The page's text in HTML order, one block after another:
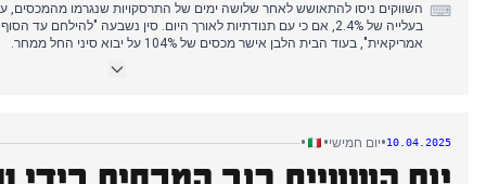
⌨
בעלייה של 2.4%, אם כי עם תנודתיות לאורך היום. סין נשבעה "להילחם
אמריקאית", בעוד הבית הלבן אישר מכסים של 104% על יבוא סיני החל ממחר.
האיחוד האירופי הכין אסטרטגיית נגד בשלושה שלבים, כאשר פון דר ליין דיברה
המולדת.
10.04.2025
•יום חמישי•
•